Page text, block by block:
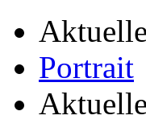
Portrait